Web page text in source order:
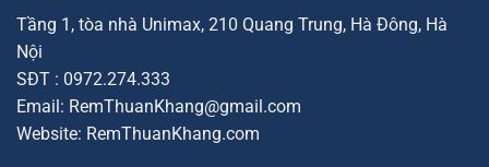
Tầng 1, tòa nhà Unimax, 210 Quang Trung, Hà Đông, Hà
Nội
SĐT : 0972.274.333
Email: RemThuanKhang@gmail.com
Website: RemThuanKhang.com